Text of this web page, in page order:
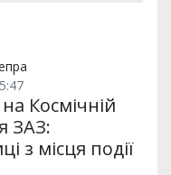
Космічній
ЗАЗ:
з місця події